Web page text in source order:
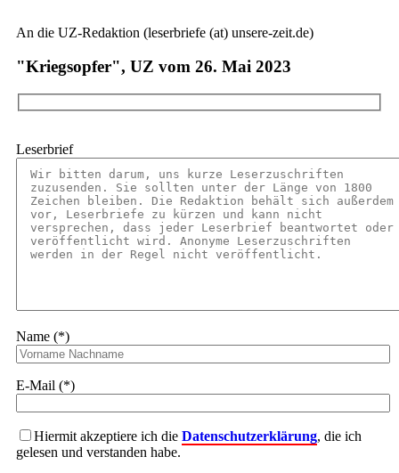
An die UZ-Redaktion (leserbriefe (at) unsere-zeit.de)
"Kriegsopfer", UZ vom 26. Mai 2023
Leserbrief
Name (*)
E-Mail (*)
Hiermit akzeptiere ich die Datenschutzerklärung, die ich
gelesen und verstanden habe.